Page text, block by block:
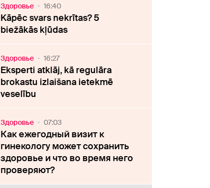
Здоровье 16:40
Kāpēc svars nekrītas? 5
biežākās kļūdas
Здоровье 16:27
Eksperti atklāj, kā regulāra
brokastu izlaišana ietekmē
veselību
Здоровье 07:03
Как ежегодный визит к
гинекологу может сохранить
здоровье и что во время него
проверяют?